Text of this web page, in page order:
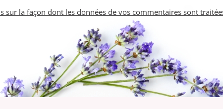
sur la façon dont les données de vos commentaires sont